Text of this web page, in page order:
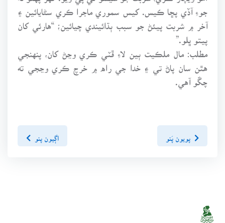
جوءِ آڏي پڇا ڪيس. کيس سموري ماجرا ڪري سڻايائين ۽
آخر ۾ شربت پيئڻ جو سبب ٻڌائيندي چيائين؛ “هارئي کان
پيتو ڀلو.”
مطلب: مال ملڪيت ٻين لاءِ ڦٽي ڪري وڃڻ کان، پنهنجي
هٿن سان پاڻ تي ۽ خدا جي راه ۾ خرچ ڪري وڃجي ته
چڱو آهي.
پويون پَنو اڳيون پنو